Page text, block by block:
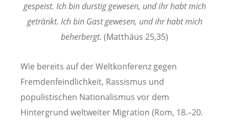
gespeist. Ich bin durstig gewesen, und ihr habt mich
getränkt. Ich bin Gast gewesen, und ihr habt mich
beherbergt. (Matthäus 25,35)
Wie bereits auf der Weltkonferenz gegen
Fremdenfeindlichkeit, Rassismus und
populistischen Nationalismus vor dem
Hintergrund weltweiter Migration (Rom, 18.–20.